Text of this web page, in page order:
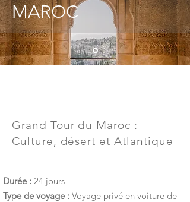
MAROC
Grand Tour du Maroc :
Culture, désert et Atlantique
Durée : 24 jours
Type de voyage : Voyage privé en voiture de